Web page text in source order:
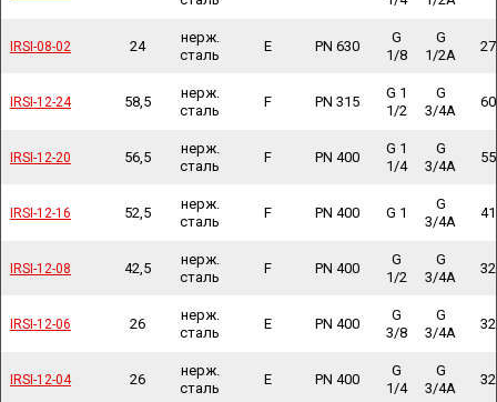
IRSI-08-02 24
нерж.
сталь
E PN 630
G
1/8
G
1/2A
27
IRSI-12-24 58,5
нерж.
сталь
F PN 315
G 1
1/2
G
3/4A
60
IRSI-12-20 56,5
нерж.
сталь
F PN 400
G 1
1/4
G
3/4A
55
IRSI-12-16 52,5
нерж.
сталь
F PN 400 G 1
G
3/4A
41
IRSI-12-08 42,5
нерж.
сталь
F PN 400
G
1/2
G
3/4A
32
IRSI-12-06 26
нерж.
сталь
E PN 400
G
3/8
G
3/4A
32
IRSI-12-04 26
нерж.
сталь
E PN 400
G
1/4
G
3/4A
32
IRSI-08-02
IRSI-12-24
IRSI-12-20
IRSI-12-16
IRSI-12-08
IRSI-12-06
IRSI-12-04